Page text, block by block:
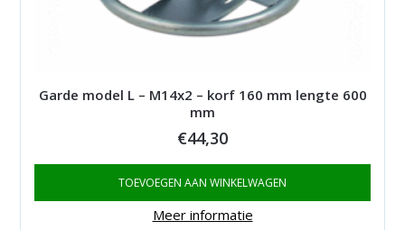
Garde model L – M14x2 – korf 160 mm lengte 600
mm
€44,30
TOEVOEGEN AAN WINKELWAGEN
Meer informatie